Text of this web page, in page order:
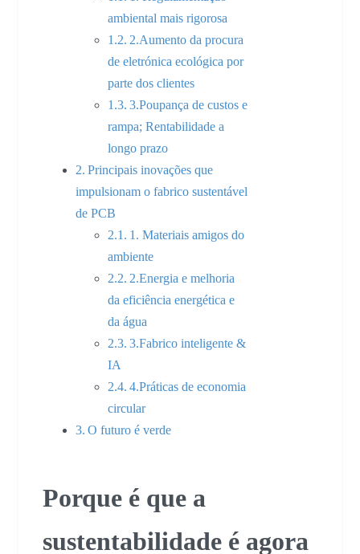
ambiental mais rigorosa
2.Aumento da procura
de eletrónica ecológica por
parte dos clientes
3.Poupança de custos e
rampa; Rentabilidade a
longo prazo
Principais inovações que
impulsionam o fabrico sustentável
de PCB
1. Materiais amigos do
ambiente
2.Energia e melhoria
da eficiência energética e
da água
3.Fabrico inteligente &
IA
4.Práticas de economia
circular
O futuro é verde
Porque é que a
sustentabilidade é agora